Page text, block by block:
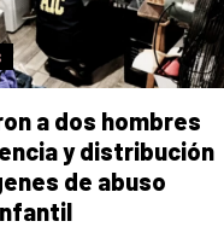
a dos hombres
y distribución
de abuso